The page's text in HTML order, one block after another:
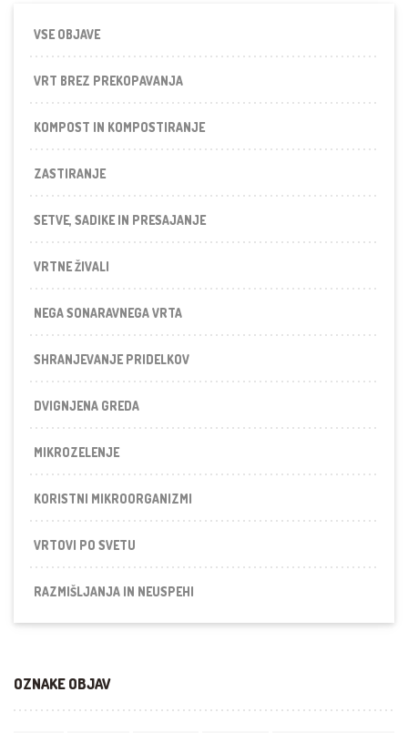
VSE OBJAVE
VRT BREZ PREKOPAVANJA
KOMPOST IN KOMPOSTIRANJE
ZASTIRANJE
SETVE, SADIKE IN PRESAJANJE
VRTNE ŽIVALI
NEGA SONARAVNEGA VRTA
SHRANJEVANJE PRIDELKOV
DVIGNJENA GREDA
MIKROZELENJE
KORISTNI MIKROORGANIZMI
VRTOVI PO SVETU
RAZMIŠLJANJA IN NEUSPEHI
OZNAKE OBJAV